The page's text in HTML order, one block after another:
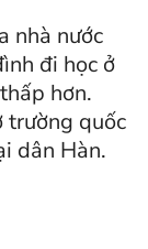
nhà nước
đi học ở
hơn.
trường quốc
dân Hàn.